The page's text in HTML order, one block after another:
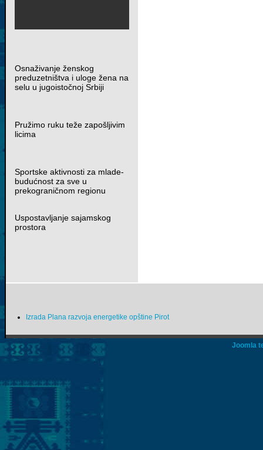
Osnaživanje ženskog
preduzetništva i uloge žena na
selu u jugoistočnoj Srbiji
Pružimo ruku teže zapošljivim
licima
Sportske aktivnosti za mlade-
budućnost za sve u
prekograničnom regionu
Uspostavljanje sajamskog
prostora
Izrada Plana razvoja energetike opštine Pirot
Joomla